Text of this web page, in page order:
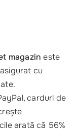
magazin este
cu
carduri de
arată că 56%